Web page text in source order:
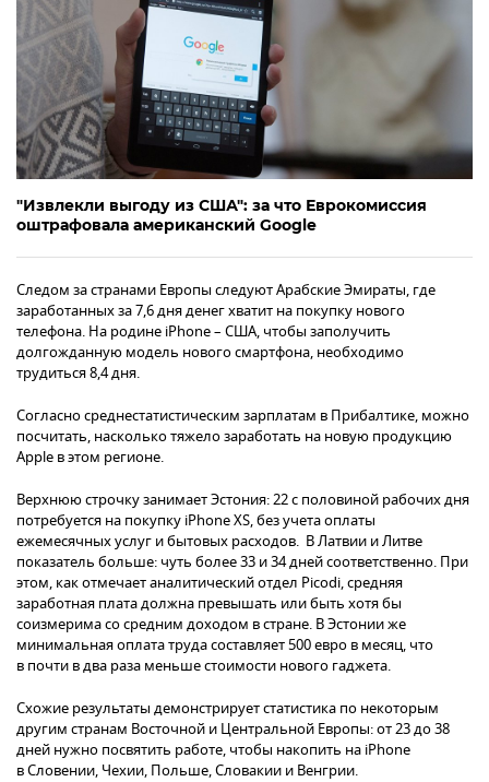
"Извлекли выгоду из США": за что Еврокомиссия
оштрафовала американский Google
Следом за странами Европы следуют Арабские Эмираты, где
заработанных за 7,6 дня денег хватит на покупку нового
телефона. На родине iPhone – США, чтобы заполучить
долгожданную модель нового смартфона, необходимо
трудиться 8,4 дня.
Согласно среднестатистическим зарплатам в Прибалтике, можно
посчитать, насколько тяжело заработать на новую продукцию
Apple в этом регионе.
Верхнюю строчку занимает Эстония: 22 с половиной рабочих дня
потребуется на покупку iPhone XS, без учета оплаты
ежемесячных услуг и бытовых расходов. В Латвии и Литве
показатель больше: чуть более 33 и 34 дней соответственно. При
этом, как отмечает аналитический отдел Picodi, средняя
заработная плата должна превышать или быть хотя бы
соизмерима со средним доходом в стране. В Эстонии же
минимальная оплата труда составляет 500 евро в месяц, что
в почти в два раза меньше стоимости нового гаджета.
Схожие результаты демонстрирует статистика по некоторым
другим странам Восточной и Центральной Европы: от 23 до 38
дней нужно посвятить работе, чтобы накопить на iPhone
в Словении, Чехии, Польше, Словакии и Венгрии.